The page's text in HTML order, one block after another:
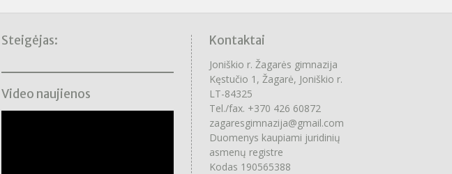
Steigėjas:
Video naujienos
Kontaktai
Joniškio r. Žagarės gimnazija
Kęstučio 1, Žagarė, Joniškio r.
LT-84325
Tel./fax. +370 426 60872
zagaresgimnazija@gmail.com
Duomenys kaupiami juridinių
asmenų registre
Kodas 190565388